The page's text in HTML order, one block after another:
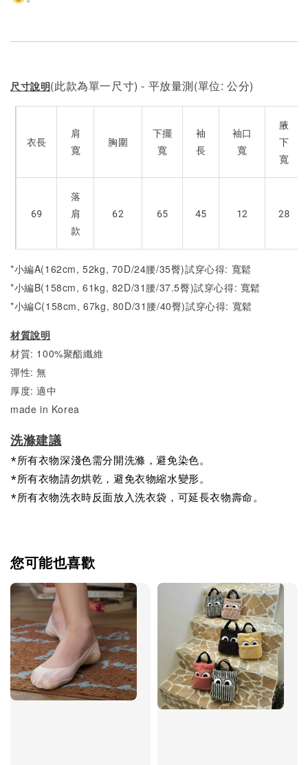
尺寸說明(此款為單一尺寸) - 平放量測(單位: 公分)
衣長
肩
寬
胸圍
下擺
寬
袖
長
袖口
寬
腋
下
寬
69
落
肩
款
62 65 45 12 28
*小編A(162cm, 52kg, 70D/24腰/35臀)試穿心得: 寬鬆
*小編B(158cm, 61kg, 82D/31腰/37.5臀)試穿心得: 寬鬆
*小編C(158cm, 67kg, 80D/31腰/40臀)試穿心得: 寬鬆
材質說明
材質: 100%聚酯纖維
彈性: 無
厚度: 適中
made in Korea
洗滌建議
*所有衣物深淺色需分開洗滌，避免染色。
*所有衣物請勿烘乾，避免衣物縮水變形。
*所有衣物洗衣時反面放入洗衣袋，可延長衣物壽命。
您可能也喜歡